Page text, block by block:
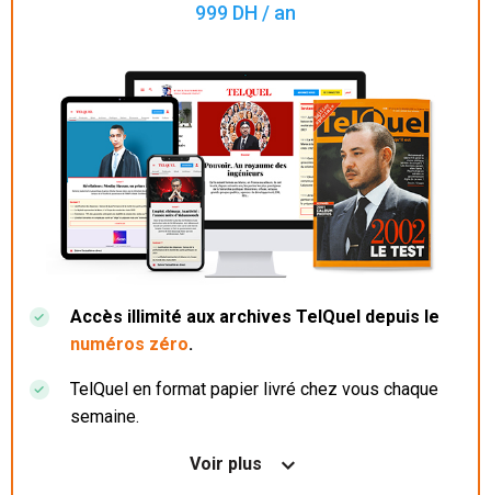
999 DH / an
Accès illimité aux archives TelQuel depuis le
numéros zéro.
TelQuel en format papier livré chez vous chaque
semaine.
Nos articles en illimité sur ordinateur, tablette et
Voir plus